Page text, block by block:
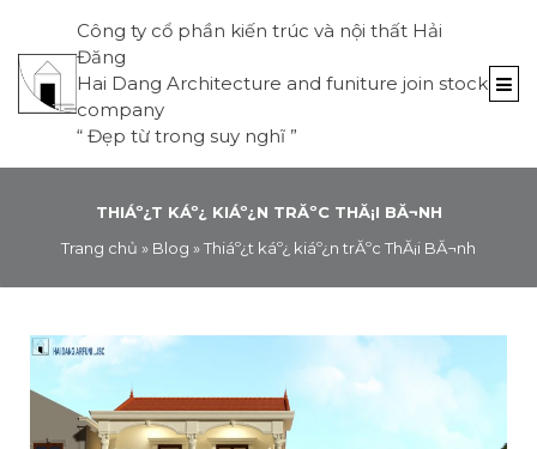
Công ty cổ phần kiến trúc và nội thất Hải
Đăng
Hai Dang Architecture and funiture join stock
company
“ Đẹp từ trong suy nghĩ ”
THIÁº¿T KÁº¿ KIÁº¿N TRĂºC THĂ¡I BĂ¬NH
Trang chủ » Blog »Thiáº¿t káº¿ kiáº¿n trĂºc ThĂ¡i BĂ¬nh